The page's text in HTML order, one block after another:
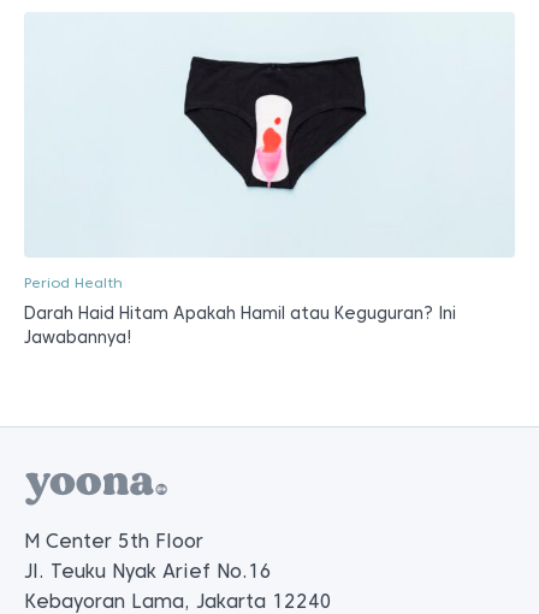
Period Health
Darah Haid Hitam Apakah Hamil atau Keguguran? Ini
Jawabannya!
M Center 5th Floor
Jl. Teuku Nyak Arief No.16
Kebayoran Lama, Jakarta 12240